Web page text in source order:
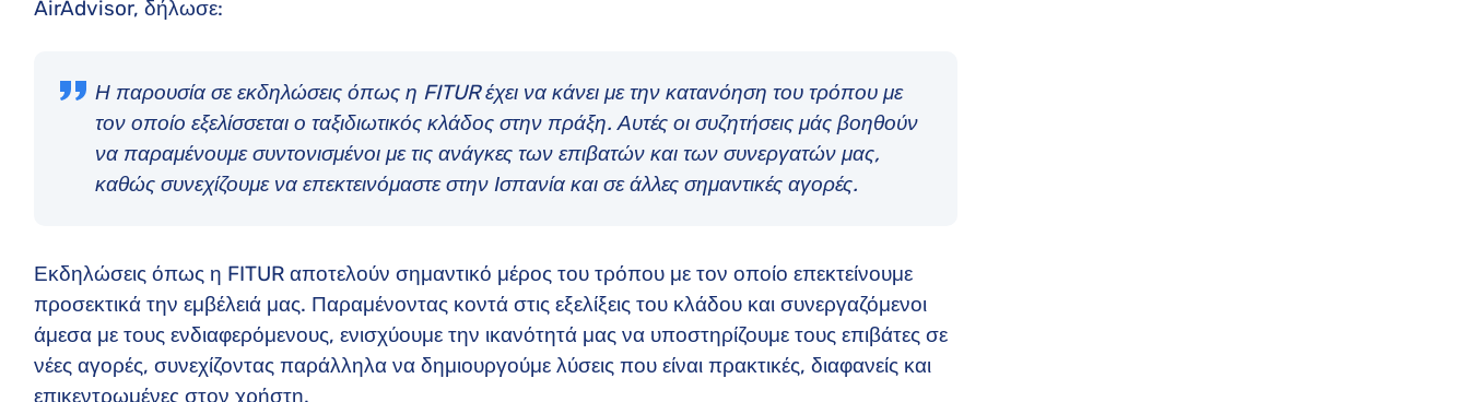
AirAdvisor, δήλωσε:
Η παρουσία σε εκδηλώσεις όπως η FITUR έχει να κάνει με την κατανόηση του τρόπου με
τον οποίο εξελίσσεται ο ταξιδιωτικός κλάδος στην πράξη. Αυτές οι συζητήσεις μάς βοηθούν
να παραμένουμε συντονισμένοι με τις ανάγκες των επιβατών και των συνεργατών μας,
καθώς συνεχίζουμε να επεκτεινόμαστε στην Ισπανία και σε άλλες σημαντικές αγορές.
Εκδηλώσεις όπως η FITUR αποτελούν σημαντικό μέρος του τρόπου με τον οποίο επεκτείνουμε
προσεκτικά την εμβέλειά μας. Παραμένοντας κοντά στις εξελίξεις του κλάδου και συνεργαζόμενοι
άμεσα με τους ενδιαφερόμενους, ενισχύουμε την ικανότητά μας να υποστηρίζουμε τους επιβάτες σε
νέες αγορές, συνεχίζοντας παράλληλα να δημιουργούμε λύσεις που είναι πρακτικές, διαφανείς και
επικεντρωμένες στον χρήστη.